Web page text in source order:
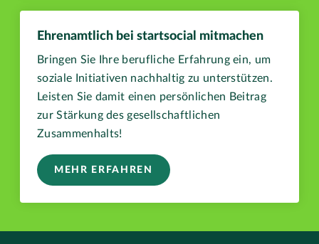
Ehrenamtlich bei startsocial mitmachen
Bringen Sie Ihre berufliche Erfahrung ein, um
soziale Initiativen nachhaltig zu unterstützen.
Leisten Sie damit einen persönlichen Beitrag
zur Stärkung des gesellschaftlichen
Zusammenhalts!
MEHR ERFAHREN